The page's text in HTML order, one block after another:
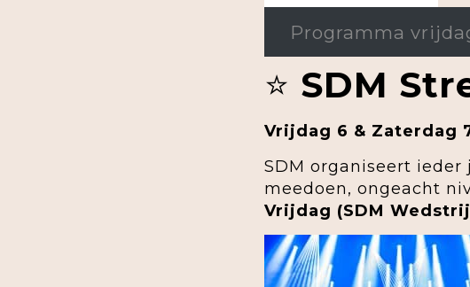
Programma
⭐ SDM
Vrijdag 6 & Zaterdag
SDM organiseert
meedoen, ongeacht
Vrijdag (SDM